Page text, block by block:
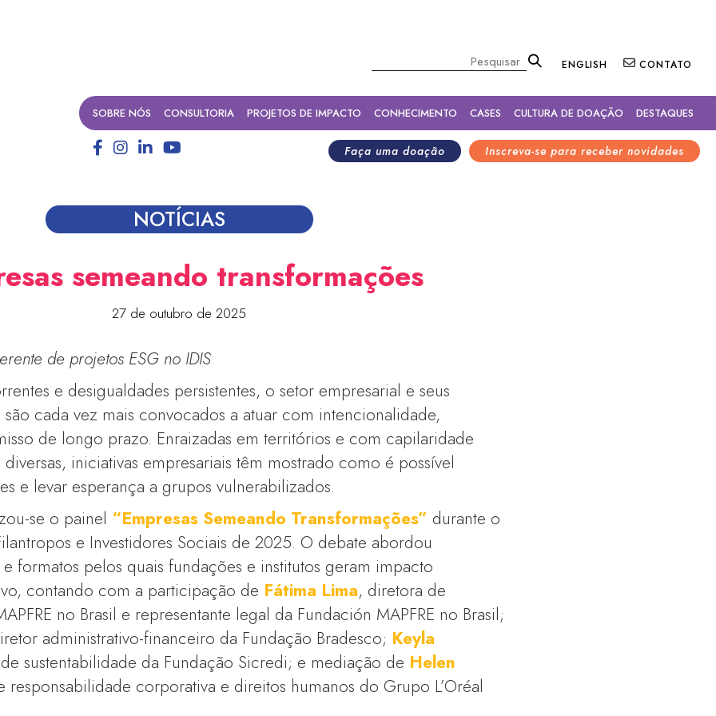
ENGLISH CONTATO
SOBRE NÓS CONSULTORIA PROJETOS DE IMPACTO CONHECIMENTO CASES CULTURA DE DOAÇÃO DESTAQUES
Inscreva-se para receber novidades
Faça uma doação
NOTÍCIAS
semeando transformações
27 de outubro de 2025
de projetos ESG no IDIS
e desigualdades persistentes, o setor empresarial e seus
cada vez mais convocados a atuar com intencionalidade,
de longo prazo. Enraizadas em territórios e com capilaridade
iniciativas empresariais têm mostrado como é possível
e levar esperança a grupos vulnerabilizados.
se o painel “Empresas Semeando Transformações” durante o
e Investidores Sociais de 2025. O debate abordou
formatos pelos quais fundações e institutos geram impacto
contando com a participação de Fátima Lima, diretora de
no Brasil e representante legal da Fundación MAPFRE no Brasil;
administrativo-financeiro da Fundação Bradesco; Keyla
sustentabilidade da Fundação Sicredi; e mediação de Helen
responsabilidade corporativa e direitos humanos do Grupo L’Oréal